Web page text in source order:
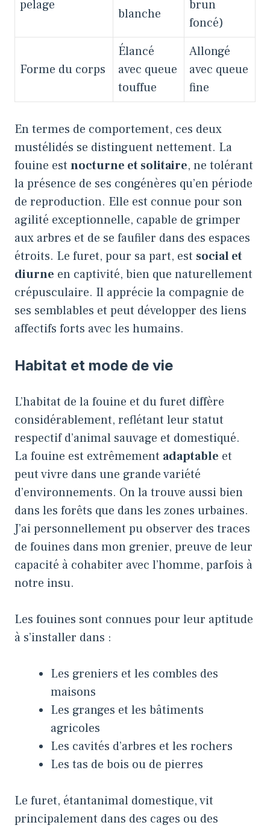
pelage
blanche
brun
foncé)
Forme du corps
Élancé
avec queue
touffue
Allongé
avec queue
fine
En termes de comportement, ces deux
mustélidés se distinguent nettement. La
fouine est nocturne et solitaire, ne tolérant
la présence de ses congénères qu’en période
de reproduction. Elle est connue pour son
agilité exceptionnelle, capable de grimper
aux arbres et de se faufiler dans des espaces
étroits. Le furet, pour sa part, est social et
diurne en captivité, bien que naturellement
crépusculaire. Il apprécie la compagnie de
ses semblables et peut développer des liens
affectifs forts avec les humains.
Habitat et mode de vie
L’habitat de la fouine et du furet diffère
considérablement, reflétant leur statut
respectif d’animal sauvage et domestiqué.
La fouine est extrêmement adaptable et
peut vivre dans une grande variété
d’environnements. On la trouve aussi bien
dans les forêts que dans les zones urbaines.
J’ai personnellement pu observer des traces
de fouines dans mon grenier, preuve de leur
capacité à cohabiter avec l’homme, parfois à
notre insu.
Les fouines sont connues pour leur aptitude
à s’installer dans :
Les greniers et les combles des
maisons
Les granges et les bâtiments
agricoles
Les cavités d’arbres et les rochers
Les tas de bois ou de pierres
Le furet, étantanimal domestique, vit
principalement dans des cages ou des